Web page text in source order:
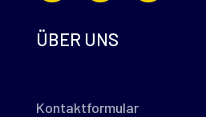
ÜBER UNS
Kontaktformular